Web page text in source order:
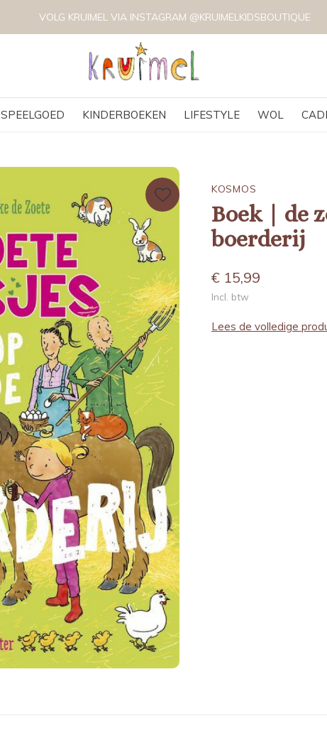
SPEELGOED KINDERBOEKEN LIFESTYLE WOL
VOLG KRUIMEL VIA INSTAGRAM @KRUIMELKIDSBOUTIQUE
KOSMOS
Boek | de
boerderij
€ 15,99
Incl. btw
Lees de volledige